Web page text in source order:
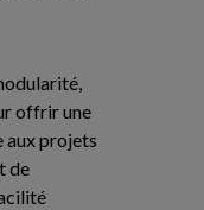
offrir une
aux projets
de